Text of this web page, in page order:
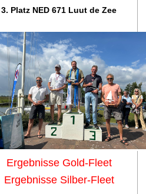
3. Platz NED 671 Luut de Zee
Ergebnisse Gold-Fleet
Ergebnisse Silber-Fleet